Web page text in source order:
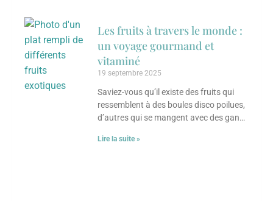
Les fruits à travers le monde :
un voyage gourmand et
vitaminé
19 septembre 2025
Saviez-vous qu’il existe des fruits qui
ressemblent à des boules disco poilues,
d’autres qui se mangent avec des gants,
Lire la suite »